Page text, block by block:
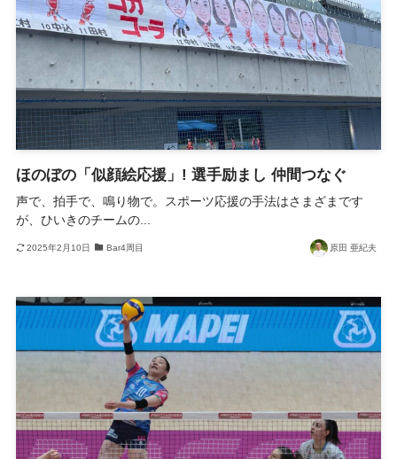
ほのぼの「似顔絵応援」! 選手励まし 仲間つなぐ
声で、拍手で、鳴り物で。スポーツ応援の手法はさまざまです
が、ひいきのチームの...
2025年2月10日 Bar4周目 原田 亜紀夫